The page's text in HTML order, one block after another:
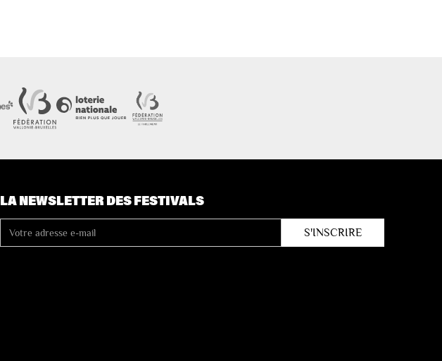
LA NEWSLETTER DES FESTIVALS